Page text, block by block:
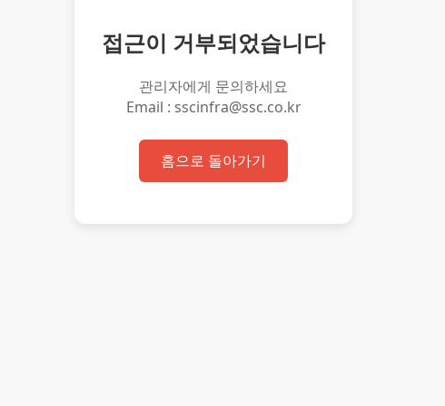
접근이 거부되었습니다
관리자에게 문의하세요
Email : sscinfra@ssc.co.kr
홈으로 돌아가기